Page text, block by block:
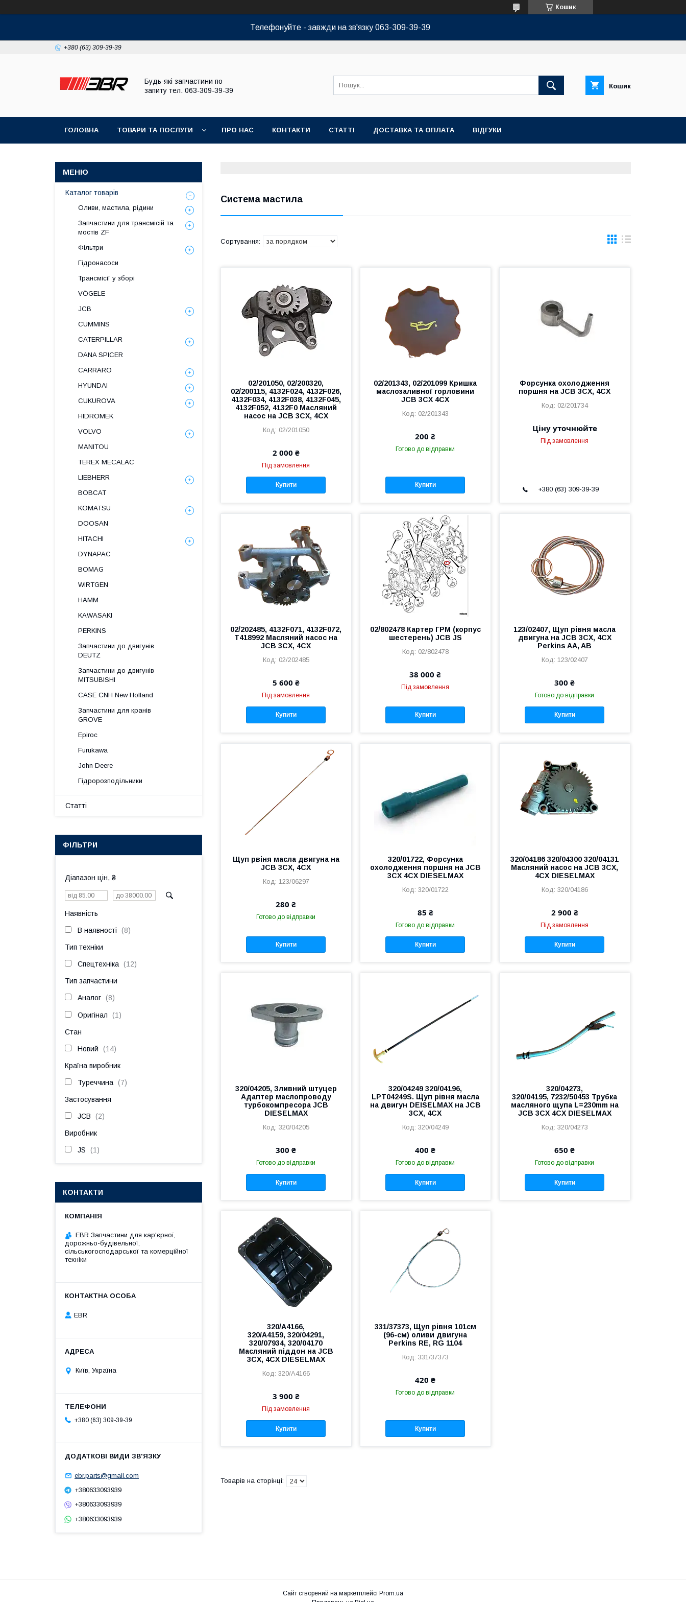
Кошик
Телефонуйте - завжди на зв'язку 063-309-39-39
+380 (63) 309-39-39
Будь-які запчастини по
запиту тел. 063-309-39-39
Кошик
ГОЛОВНА ТОВАРИ ТА ПОСЛУГИ ПРО НАС КОНТАКТИ СТАТТІ ДОСТАВКА ТА ОПЛАТА ВІДГУКИ
Система мастила
02/201050, 02/200320,
02/200115, 4132F024, 4132F026,
4132F034, 4132F038, 4132F045,
4132F052, 4132F0 Масляний
насос на JCB 3CX, 4CX
02/201050
2 000 ₴
Під замовлення
Купити
02/201343, 02/201099 Кришка
маслозаливної горловини
JCB 3CX 4CX
02/201343
200 ₴
Готово до відправки
Купити
Форсунка охолодження
поршня на JCB 3CX, 4CX
02/201734
Ціну уточнюйте
Під замовлення
+380 (63) 309-39-39
02/202485, 4132F071, 4132F072,
T418992 Масляний насос на
JCB 3CX, 4CX
02/202485
5 600 ₴
Під замовлення
Купити
02/802478 Картер ГРМ (корпус
шестерень) JCB JS
02/802478
38 000 ₴
Під замовлення
Купити
123/02407, Щуп рівня масла
двигуна на JCB 3CX, 4CX
Perkins AA, AB
123/02407
300 ₴
Готово до відправки
Купити
Щуп рвіня масла двигуна на
JCB 3CX, 4CX
123/06297
280 ₴
Готово до відправки
Купити
320/01722, Форсунка
охолодження поршня на JCB
3CX 4CX DIESELMAX
320/01722
85 ₴
Готово до відправки
Купити
320/04186 320/04300 320/04131
Масляний насос на JCB 3CX,
4CX DIESELMAX
320/04186
2 900 ₴
Під замовлення
Купити
320/04205, Зливний штуцер
Адаптер маслопроводу
турбокомпресора JCB
DIESELMAX
320/04205
300 ₴
Готово до відправки
Купити
320/04249 320/04196,
LPT04249S. Щуп рівня масла
на двигун DEISELMAX на JCB
3CX, 4CX
320/04249
400 ₴
Готово до відправки
Купити
320/04273,
320/04195, 7232/50453 Трубка
масляного щупа L=230mm на
JCB 3CX 4CX DIESELMAX
320/04273
650 ₴
Готово до відправки
Купити
320/A4166,
320/A4159, 320/04291,
320/07934, 320/04170
Масляний піддон на JCB
3CX, 4CX DIESELMAX
320/A4166
3 900 ₴
Під замовлення
Купити
331/37373, Щуп рівня 101см
(96-см) оливи двигуна
Perkins RE, RG 1104
331/37373
420 ₴
Готово до відправки
Купити
Каталог товарів
Оливи, мастила, рідини
Запчастини для трансмісій та
мостів ZF
Фільтри
Гідронасоси
Трансмісії у зборі
VÖGELE
JCB
CUMMINS
CATERPILLAR
DANA SPICER
СARRARO
HYUNDAI
CUKUROVA
HIDROMEK
VOLVO
MANITOU
TEREX MECALAC
LIEBHERR
BOBCAT
KOMATSU
DOOSAN
HITACHI
DYNAPAC
BOMAG
WIRTGEN
HAMM
KAWASAKI
PERKINS
Запчастини до двигунів
DEUTZ
Запчастини до двигунів
MITSUBISHI
CASE CNH New Holland
Запчастини для кранів
GROVE
Epiroc
Furukawa
John Deere
Гідророзподільники
Статті
ФІЛЬТРИ
Діапазон цін, ₴
Наявність
В наявності 8
Тип техніки
Спецтехніка 12
Тип запчастини
Аналог 8
Оригінал 1
Стан
Новий 14
Країна виробник
Туреччина 7
Застосування
JCB 2
Виробник
JS 1
КОНТАКТИ
EBR Запчастини для кар'єрної,
дорожньо-будівельної,
сільськогосподарської та комерційної
техніки
EBR
Київ, Україна
+380 (63) 309-39-39
ebr.parts@gmail.com
+380633093939
+380633093939
+380633093939
Сайт створений на маркетплейсі Prom.ua